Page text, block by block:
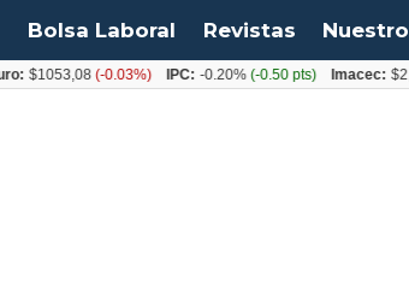
Bolsa Laboral Revistas
(-0.03%) IPC: -0.20%(-0.50 pts) Imacec: $2,4(-